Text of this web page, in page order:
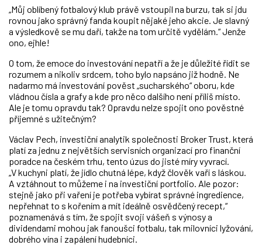
„Můj oblíbený fotbalový klub právě vstoupil na burzu, tak si jdu
rovnou jako správný fanda koupit nějaké jeho akcie. Je slavný
a výsledkově se mu daří, takže na tom určitě vydělám.“ Jenže
ono, ejhle!
O tom, že emoce do investování nepatří a že je důležité řídit se
rozumem a nikoliv srdcem, toho bylo napsáno již hodně. Ne
nadarmo má investování pověst „sucharského“ oboru, kde
vládnou čísla a grafy a kde pro něco dalšího není příliš místo.
Ale je tomu opravdu tak? Opravdu nelze spojit ono pověstné
příjemné s užitečným?
Václav Pech, investiční analytik společnosti Broker Trust, která
platí za jednu z největších servisních organizací pro finanční
poradce na českém trhu, tento úzus do jisté míry vyvrací.
„V kuchyni platí, že jídlo chutná lépe, když člověk vaří s láskou.
A vztáhnout to můžeme i na investiční portfolio. Ale pozor:
stejně jako při vaření je potřeba vybírat správné ingredience,
nepřehnat to s kořením a mít ideálně osvědčený recept,“
poznamenává s tím, že spojit svoji vášeň s výnosy a
dividendami mohou jak fanoušci fotbalu, tak milovníci lyžování,
dobrého vína i zapálení hudebníci.